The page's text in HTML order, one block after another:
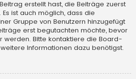
erstellt hast, die Beiträge zuerst
ist auch möglich, dass die
Gruppe von Benutzern hinzugefügt
erst begutachten möchte, bevor
werden. Bitte kontaktiere die Board-
Informationen dazu benötigst.